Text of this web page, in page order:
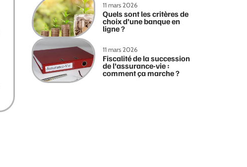
11 mars 2026
Quels sont les critères de
choix d’une banque en
ligne ?
11 mars 2026
Fiscalité de la succession
de l’assurance-vie :
comment ça marche ?